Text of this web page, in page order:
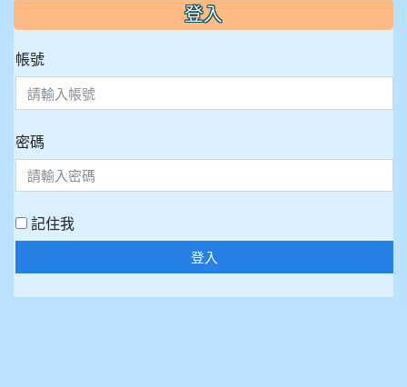
::: 登入
帳號
密碼
記住我
登入